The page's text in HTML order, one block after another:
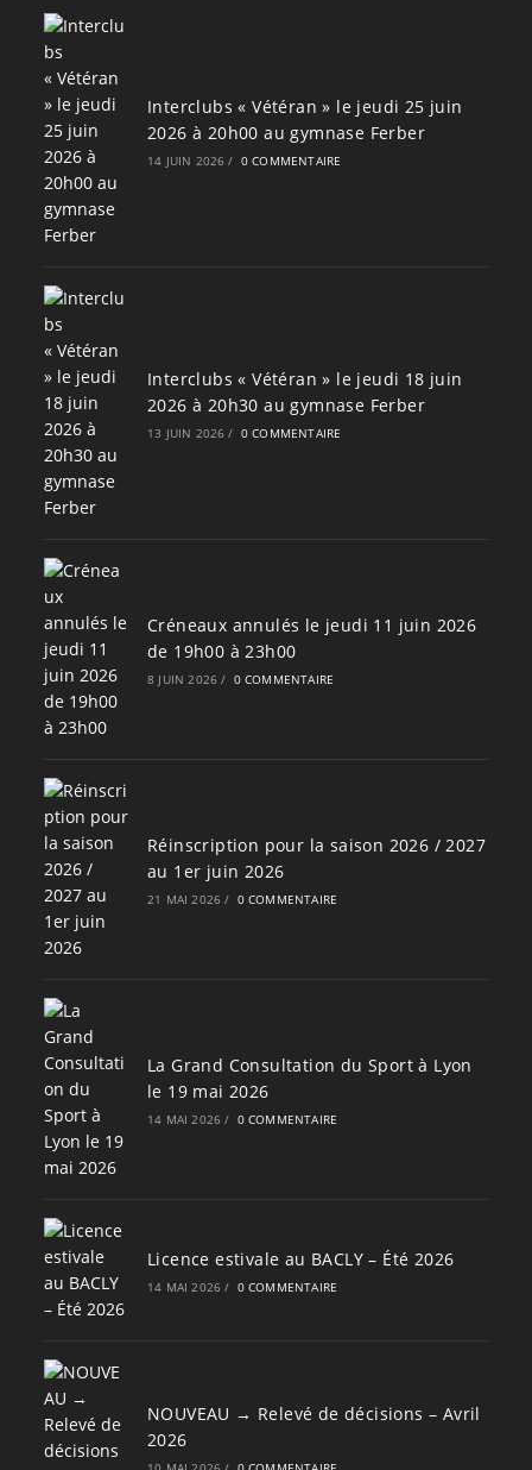
Interclubs « Vétéran » le jeudi 25 juin
2026 à 20h00 au gymnase Ferber
14 JUIN 2026 / 0 COMMENTAIRE
Interclubs « Vétéran » le jeudi 18 juin
2026 à 20h30 au gymnase Ferber
13 JUIN 2026 / 0 COMMENTAIRE
Créneaux annulés le jeudi 11 juin 2026
de 19h00 à 23h00
8 JUIN 2026 / 0 COMMENTAIRE
Réinscription pour la saison 2026 / 2027
au 1er juin 2026
21 MAI 2026 / 0 COMMENTAIRE
La Grand Consultation du Sport à Lyon
le 19 mai 2026
14 MAI 2026 / 0 COMMENTAIRE
Licence estivale au BACLY – Été 2026
14 MAI 2026 / 0 COMMENTAIRE
NOUVEAU → Relevé de décisions – Avril
2026